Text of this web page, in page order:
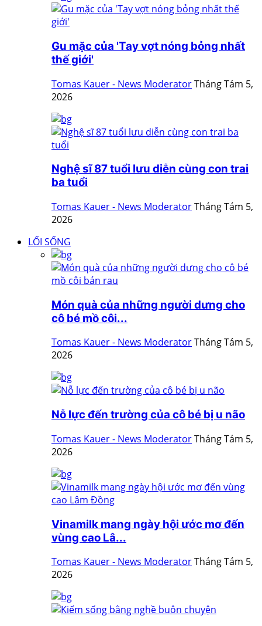
Gu mặc của 'Tay vợt nóng bỏng nhất
thế giới'
Tomas Kauer - News ModeratorTháng Tám 5,
2026
Nghệ sĩ 87 tuổi lưu diễn cùng con trai
ba tuổi
Tomas Kauer - News ModeratorTháng Tám 5,
2026
LỐI SỐNG
Món quà của những người dưng cho
cô bé mồ côi...
Tomas Kauer - News ModeratorTháng Tám 5,
2026
Nỗ lực đến trường của cô bé bị u não
Tomas Kauer - News ModeratorTháng Tám 5,
2026
Vinamilk mang ngày hội ước mơ đến
vùng cao Lâ...
Tomas Kauer - News ModeratorTháng Tám 5,
2026